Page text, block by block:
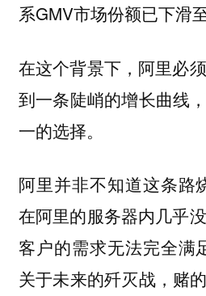
系GMV市场份额已下滑至
在这个背景下，阿里必
到一条陡峭的增长曲线
一的选择。
阿里并非不知道这条路
在阿里的服务器内几乎
客户的需求无法完全满
关于未来的歼灭战，赌